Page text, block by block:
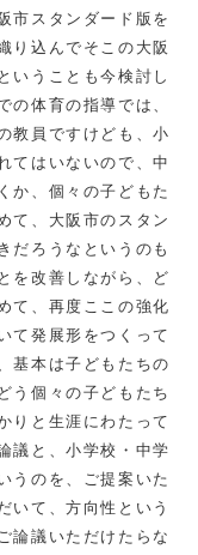
市スタンダード版を
り込んでそこの大阪
いうことも今検討し
の体育の指導では、
教員ですけども、小
てはいないので、中
か、個々の子どもた
て、大阪市のスタン
だろうなというのも
を改善しながら、ど
て、再度ここの強化
て発展形をつくって
基本は子どもたちの
う個々の子どもたち
りと生涯にわたって
議と、小学校・中学
うのを、ご提案いた
いて、方向性という
論議いただけたらな